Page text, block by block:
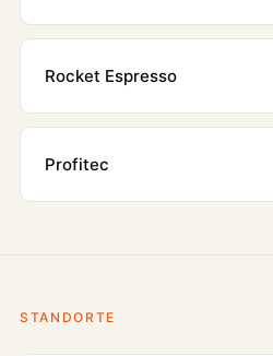
Rocket Espresso
Profitec
STANDORTE